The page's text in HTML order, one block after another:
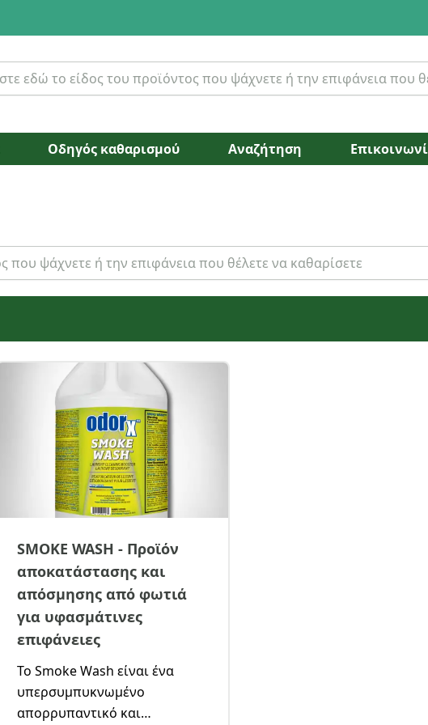
Οδηγός καθαρισμού Αναζήτηση
SMOKE WASH - Προϊόν
αποκατάστασης και
απόσμησης από φωτιά
για υφασμάτινες
επιφάνειες
Το Smoke Wash είναι ένα
υπερσυμπυκνωμένο
απορρυπαντικό και